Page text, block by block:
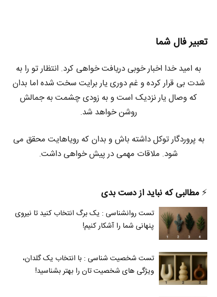
تعبیر فال شما
به امید خدا اخبار خوبی دریافت خواهی کرد. انتظار تو را به
شدت بی قرار کرده و غم دوری یار برایت سخت شده اما بدان
که وصال یار نزدیک است و به زودی چشمت به جمالش
روشن خواهد شد.
به پروردگار توکل داشته باش و بدان که رویاهایت محقق می
شود. ملاقات مهمی در پیش خواهی داشت.
⚡️ مطالبی که نباید از دست بدی
تست روانشناسی : یک برگ انتخاب کنید تا نیروی
پنهانی شما را آشکار کنیم!
تست شخصیت شناسی : با انتخاب یک گلدان،
ویژگی های شخصیت تان را بهتر بشناسید!